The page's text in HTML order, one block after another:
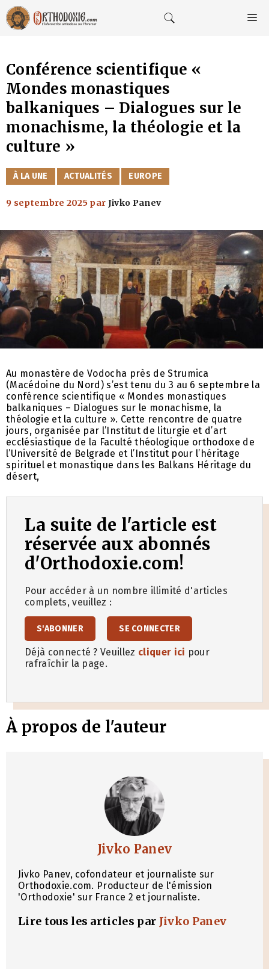
Aller
au
contenu
Conférence scientifique «
Mondes monastiques
balkaniques – Dialogues sur le
monachisme, la théologie et la
culture »
CATÉGORIES
À LA UNE ACTUALITÉS EUROPE
9 septembre 2025 par Jivko Panev
Au monastère de Vodocha près de Strumica
(Macédoine du Nord) s’est tenu du 3 au 6 septembre la
conférence scientifique « Mondes monastiques
balkaniques – Dialogues sur le monachisme, la
théologie et la culture ». Cette rencontre de quatre
jours, organisée par l’Institut de liturgie et d’art
ecclésiastique de la Faculté théologique orthodoxe de
l’Université de Belgrade et l’Institut pour l’héritage
spirituel et monastique dans les Balkans Héritage du
désert,
La suite de l'article est
réservée aux abonnés
d'Orthodoxie.com!
Pour accéder à un nombre illimité d'articles
complets, veuillez :
S'ABONNER SE CONNECTER
Déjà connecté ? Veuillez cliquer ici pour
rafraîchir la page.
À propos de l'auteur
Jivko Panev
Jivko Panev, cofondateur et journaliste sur
Orthodoxie.com. Producteur de l'émission
'Orthodoxie' sur France 2 et journaliste.
Lire tous les articles par Jivko Panev